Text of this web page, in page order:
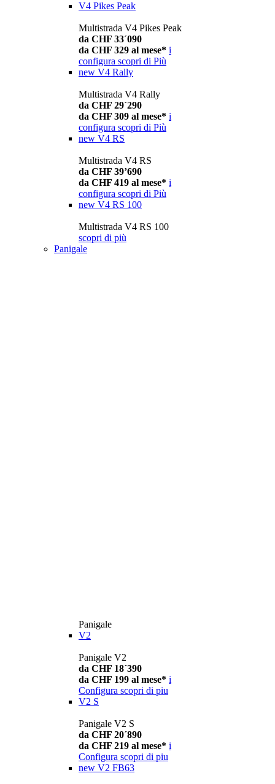
V4 Pikes Peak
Multistrada V4 Pikes Peak
da CHF 33´090
da CHF 329 al mese* i
configura scopri di Più
new V4 Rally
Multistrada V4 Rally
da CHF 29´290
da CHF 309 al mese* i
configura scopri di Più
new V4 RS
Multistrada V4 RS
da CHF 39’690
da CHF 419 al mese* i
configura scopri di Più
new V4 RS 100
Multistrada V4 RS 100
scopri di più
Panigale
Panigale
V2
Panigale V2
da CHF 18´390
da CHF 199 al mese* i
Configura scopri di piu
V2 S
Panigale V2 S
da CHF 20´890
da CHF 219 al mese* i
Configura scopri di piu
new V2 FB63